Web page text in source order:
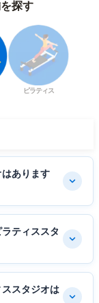
探す
ピラティス
あります
ティススタ
スタジオは